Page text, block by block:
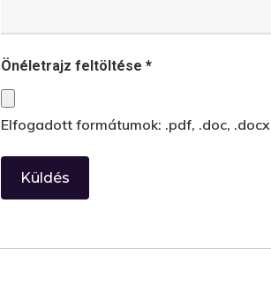
Önéletrajz feltöltése*
Elfogadott formátumok: .pdf, .doc, .docx